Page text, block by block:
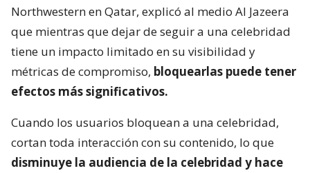
Northwestern en Qatar, explicó al medio Al Jazeera
que mientras que dejar de seguir a una celebridad
tiene un impacto limitado en su visibilidad y
métricas de compromiso, bloquearlas puede tener
efectos más significativos.
Cuando los usuarios bloquean a una celebridad,
cortan toda interacción con su contenido, lo que
disminuye la audiencia de la celebridad y hace